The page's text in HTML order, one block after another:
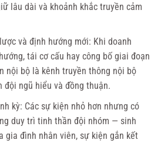
lâu dài và khoảnh khắc truyền cảm
và định hướng mới: Khi doanh
tái cơ cấu hay công bố giai đoạn
nội bộ là kênh truyền thông nội bộ
đội ngũ hiểu và đồng thuận.
kỳ: Các sự kiện nhỏ hơn nhưng có
duy trì tinh thần đội nhóm — sinh
gia đình nhân viên, sự kiện gắn kết